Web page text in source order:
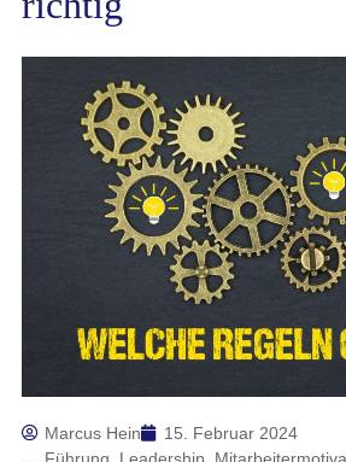
Marcus Hein
15. Februar 2024
Führung
Leadership,